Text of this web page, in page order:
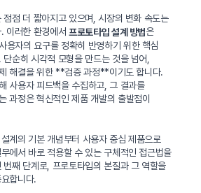
점점 더 짧아지고 있으며, 시장의 변화 속도는
이러한 환경에서 프로토타입 설계 방법은
용자의 요구를 정확히 반영하기 위한 핵심
순히 시각적 모형을 만드는 것을 넘어,
해결을 위한 **검증 과정**이기도 합니다.
사용자 피드백을 수집하고, 그 결과를
과정은 혁신적인 제품 개발의 출발점이
계의 기본 개념부터 사용자 중심 제품으로
에서 바로 적용할 수 있는 구체적인 접근법을
번째 단계로, 프로토타입의 본질과 그 역할을
합니다.